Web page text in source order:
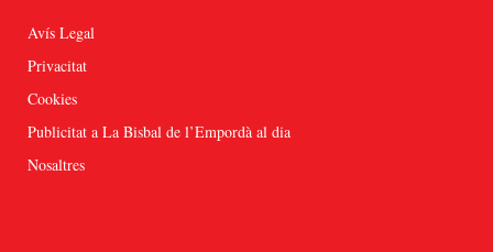
Avís Legal
Privacitat
Cookies
Publicitat a La Bisbal de l’Empordà al dia
Nosaltres